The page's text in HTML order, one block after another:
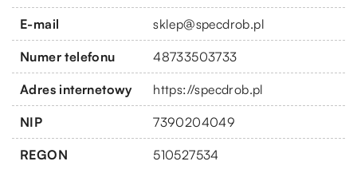
E-mail sklep@specdrob.pl
Numer telefonu 48733503733
Adres internetowy https://specdrob.pl
NIP 7390204049
REGON 510527534